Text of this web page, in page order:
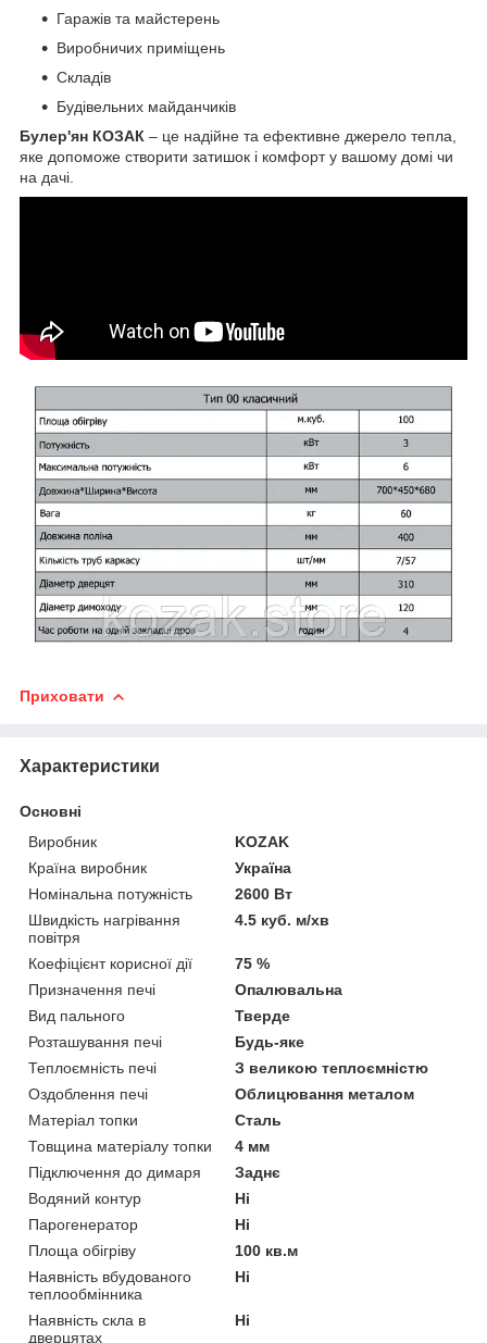
Гаражів та майстерень
Виробничих приміщень
Складів
Будівельних майданчиків
Булер'ян КОЗАК – це надійне та ефективне джерело тепла,
яке допоможе створити затишок і комфорт у вашому домі чи
на дачі.
Приховати
Характеристики
Основні
Виробник
KOZAK
Країна виробник
Україна
Номінальна потужність
2600 Вт
Швидкість нагрівання
повітря
4.5 куб. м/хв
Коефіцієнт корисної дії
75 %
Призначення печі
Опалювальна
Вид пального
Тверде
Розташування печі
Будь-яке
Теплоємність печі
З великою теплоємністю
Оздоблення печі
Облицювання металом
Матеріал топки
Сталь
Товщина матеріалу топки
4 мм
Підключення до димаря
Заднє
Водяний контур
Ні
Парогенератор
Ні
Площа обігріву
100 кв.м
Наявність вбудованого
теплообмінника
Ні
Наявність скла в
дверцятах
Ні